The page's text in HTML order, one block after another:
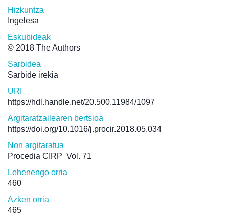
Hizkuntza
Ingelesa
Eskubideak
© 2018 The Authors
Sarbidea
Sarbide irekia
URI
https://hdl.handle.net/20.500.11984/1097
Argitaratzailearen bertsioa
https://doi.org/10.1016/j.procir.2018.05.034
Non argitaratua
Procedia CIRP Vol. 71
Lehenengo orria
460
Azken orria
465